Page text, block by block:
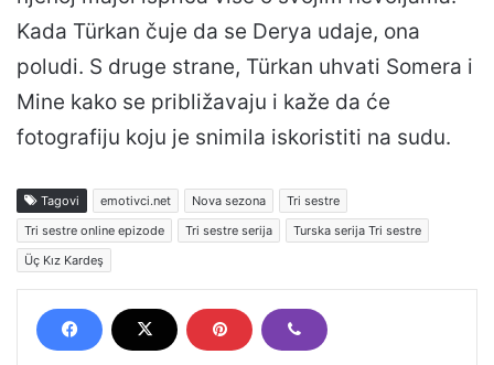
Kada Türkan čuje da se Derya udaje, ona
poludi. S druge strane, Türkan uhvati Somera i
Mine kako se približavaju i kaže da će
fotografiju koju je snimila iskoristiti na sudu.
Tagovi emotivci.net Nova sezona
Tri sestre
Tri sestre online epizode
Tri sestre serija
Turska serija Tri sestre
Üç Kız Kardeş